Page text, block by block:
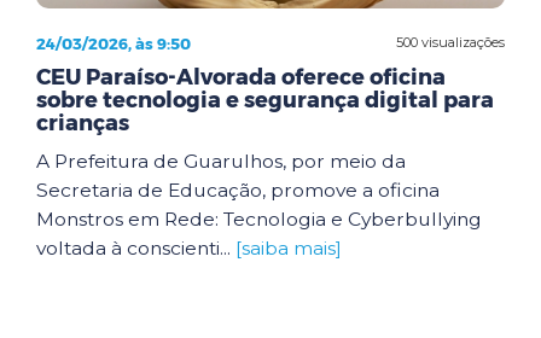
500 visualizações
24/03/2026, às 9:50
CEU Paraíso-Alvorada oferece oficina
sobre tecnologia e segurança digital para
crianças
A Prefeitura de Guarulhos, por meio da
Secretaria de Educação, promove a oficina
Monstros em Rede: Tecnologia e Cyberbullying
voltada à conscienti... [saiba mais]